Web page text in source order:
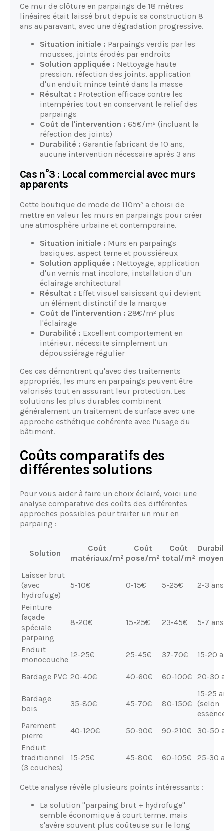
Ce mur de clôture en parpaings de 18 mètres
linéaires était laissé brut depuis sa construction 8
ans auparavant, avec une dégradation progressive.
Situation initiale : Parpaings verdis par les
mousses, joints érodés par endroits
Solution appliquée : Nettoyage haute
pression, réfection des joints, application
d'un enduit mince teinté dans la masse
Résultat : Protection efficace contre les
intempéries tout en conservant le relief des
parpaings
Coût de l'intervention : 65€/m² (incluant la
réfection des joints)
Durabilité : Garantie fabricant de 10 ans,
aucune intervention nécessaire après 3 ans
Cas n°3 : Local commercial avec murs
apparents
Cette boutique de mode de 110m² a choisi de
mettre en valeur les murs en parpaings pour créer
une atmosphère urbaine et contemporaine.
Situation initiale : Murs en parpaings
basiques, aspect terne et poussiéreux
Solution appliquée : Nettoyage, application
d'un vernis mat incolore, installation d'un
éclairage architectural
Résultat : Effet visuel saisissant qui devient
un élément distinctif de la marque
Coût de l'intervention : 28€/m² plus
l'éclairage
Durabilité : Excellent comportement en
intérieur, nécessite simplement un
dépoussiérage régulier
Ces cas démontrent qu'avec des traitements
appropriés, les murs en parpaings peuvent être
valorisés tout en assurant leur protection. Les
solutions les plus durables combinent
généralement un traitement de surface avec une
approche esthétique cohérente avec l'usage du
bâtiment.
Coûts comparatifs des
différentes solutions
Pour vous aider à faire un choix éclairé, voici une
analyse comparative des coûts des différentes
approches possibles pour traiter un mur en
parpaing :
Solution
Coût
matériaux/m²
Coût
pose/m²
Coût
total/m²
Laisser brut
(avec
hydrofuge)
5-10€ 0-15€ 5-25€ 2-3 ans
Peinture
façade
spéciale
parpaing
8-20€ 15-25€ 23-45€ 5-7 ans
Enduit
monocouche
12-25€ 25-45€ 37-70€ 15-20
Bardage PVC 20-40€ 40-60€ 60-100€ 20-30
Bardage
bois
35-80€ 45-70€ 80-150€
15-25
(selon
Parement
pierre
40-120€ 50-90€ 90-210€
30-50
Enduit
traditionnel
(3 couches)
15-25€ 45-80€ 60-105€ 25-30
Cette analyse révèle plusieurs points intéressants :
La solution "parpaing brut + hydrofuge"
semble économique à court terme, mais
s'avère souvent plus coûteuse sur le long